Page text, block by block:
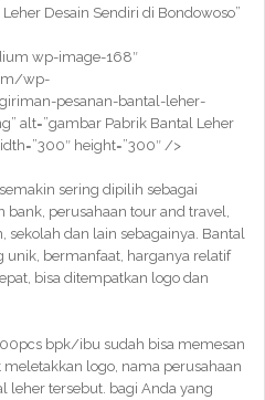
Desain Sendiri di Bondowoso”
wp-image-168″
wp-
pesanan-bantal-leher-
alt=”gambar Pabrik Bantal Leher
height=”300″ />
sering dipilih sebagai
bank, perusahaan tour and travel,
sekolah dan lain sebagainya. Bantal
bermanfaat, harganya relatif
bisa ditempatkan logo dan
bpk/ibu sudah bisa memesan
logo, nama perusahaan
leher tersebut. bagi Anda yang